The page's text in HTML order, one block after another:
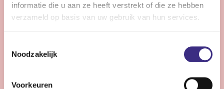
informatie die u aan ze heeft verstrekt of die ze hebben
verzameld op basis van uw gebruik van hun services.
Noodzakelijk
Voorkeuren
Ben jij de financial met expertise in vastgoed en ICT
die bijdraagt aan de meerjarige toekomstige
control zijn?
Bekijk vacature